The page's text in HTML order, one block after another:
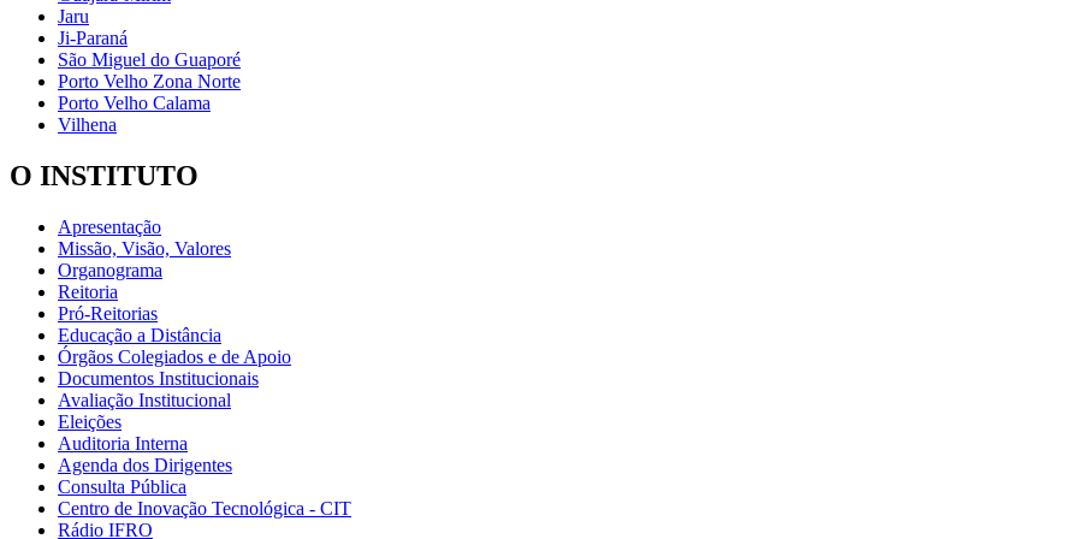
Jaru
Ji-Paraná
São Miguel do Guaporé
Porto Velho Zona Norte
Porto Velho Calama
Vilhena
O INSTITUTO
Apresentação
Missão, Visão, Valores
Organograma
Reitoria
Pró-Reitorias
Educação a Distância
Órgãos Colegiados e de Apoio
Documentos Institucionais
Avaliação Institucional
Eleições
Auditoria Interna
Agenda dos Dirigentes
Consulta Pública
Centro de Inovação Tecnológica - CIT
Rádio IFRO